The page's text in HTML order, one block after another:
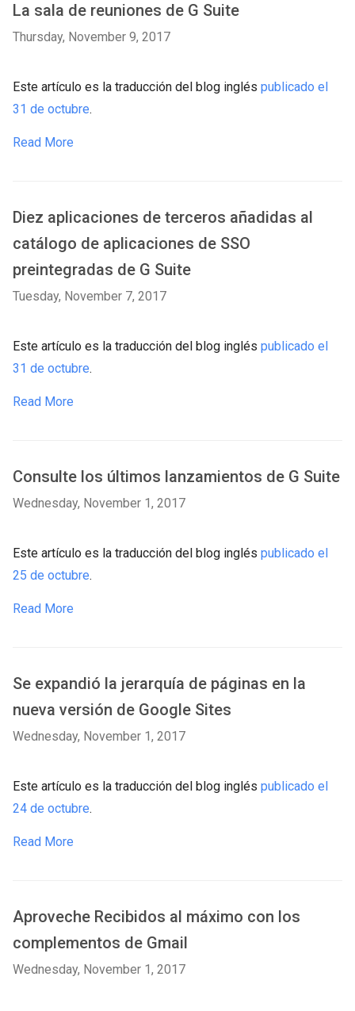
La sala de reuniones de G Suite
Thursday, November 9, 2017
Este artículo es la traducción del blog inglés publicado el
31 de octubre.
Read More
Diez aplicaciones de terceros añadidas al
catálogo de aplicaciones de SSO
preintegradas de G Suite
Tuesday, November 7, 2017
Este artículo es la traducción del blog inglés publicado el
31 de octubre.
Read More
Consulte los últimos lanzamientos de G Suite
Wednesday, November 1, 2017
Este artículo es la traducción del blog inglés publicado el
25 de octubre.
Read More
Se expandió la jerarquía de páginas en la
nueva versión de Google Sites
Wednesday, November 1, 2017
Este artículo es la traducción del blog inglés publicado el
24 de octubre.
Read More
Aproveche Recibidos al máximo con los
complementos de Gmail
Wednesday, November 1, 2017